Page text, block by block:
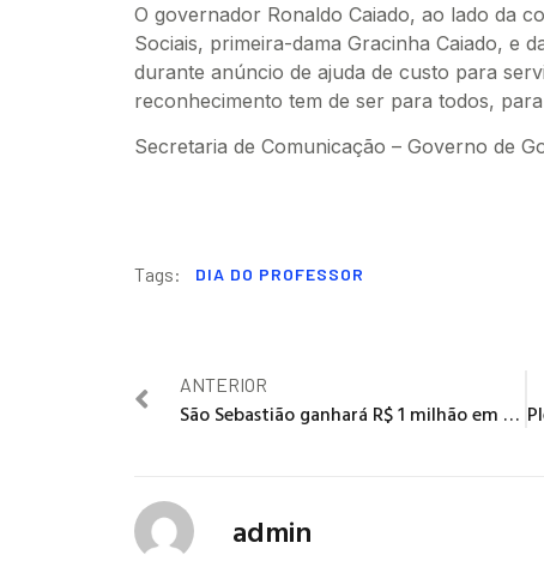
O governador Ronaldo Caiado, ao lado da
Sociais, primeira-dama Gracinha Caiado, e
durante anúncio de ajuda de custo para
reconhecimento tem de ser para todos,
Secretaria de Comunicação – Governo de
Tags: DIA DO PROFESSOR
ANTERIOR
São Sebastião ganhará R$ 1 milhão em obras
admin